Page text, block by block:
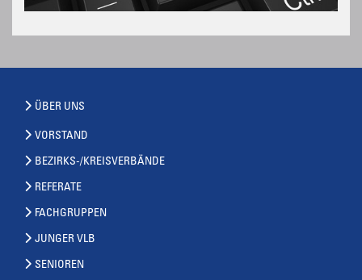
ÜBER UNS
VORSTAND
BEZIRKS-/KREISVERBÄNDE
REFERATE
FACHGRUPPEN
JUNGER VLB
SENIOREN